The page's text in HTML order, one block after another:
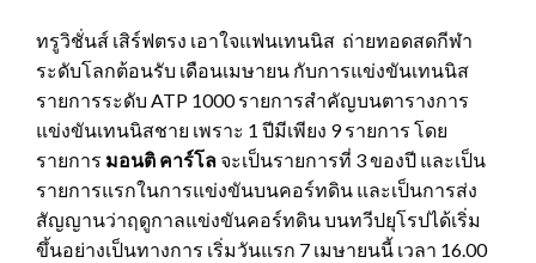
ทรูวิชั่นส์ เสิร์ฟตรง เอาใจแฟนเทนนิส ถ่ายทอดสดกีฬา
ระดับโลกต้อนรับ เดือนเมษายน กับการแข่งขันเทนนิส
รายการระดับ ATP 1000 รายการสำคัญบนตารางการ
แข่งขันเทนนิสชาย เพราะ 1 ปีมีเพียง 9 รายการ โดย
รายการ มอนติ คาร์โล จะเป็นรายการที่ 3 ของปี และเป็น
รายการแรกในการแข่งขันบนคอร์ทดิน และเป็นการส่ง
สัญญานว่าฤดูกาลแข่งขันคอร์ทดิน บนทวีปยุโรปได้เริ่ม
ขึ้นอย่างเป็นทางการ เริ่มวันแรก 7 เมษายนนี้ เวลา 16.00